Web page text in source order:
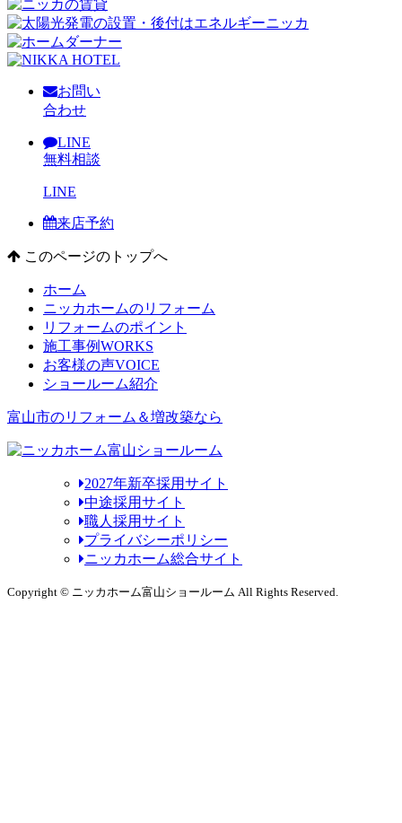
お問い
合わせ
LINE
無料相談
LINE
来店予約
このページのトップへ
ホーム
ニッカホームのリフォーム
リフォームのポイント
施工事例WORKS
お客様の声VOICE
ショールーム紹介
富山市のリフォーム＆増改築なら
2027年新卒採用サイト
中途採用サイト
職人採用サイト
プライバシーポリシー
ニッカホーム総合サイト
Copyright © ニッカホーム富山ショールーム All Rights Reserved.